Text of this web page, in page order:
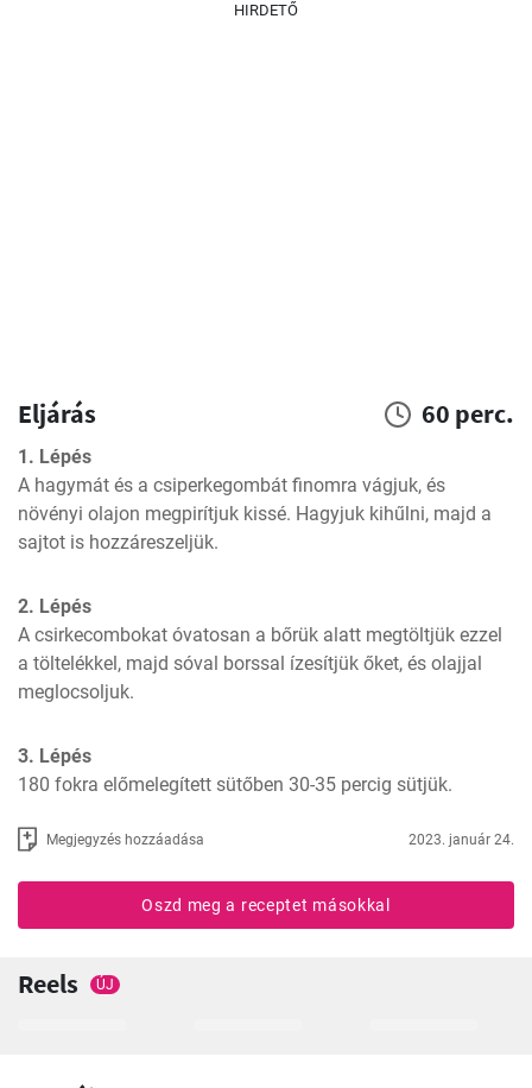
HIRDETŐ
Eljárás 60 perc.
1. Lépés
A hagymát és a csiperkegombát finomra vágjuk, és
növényi olajon megpirítjuk kissé. Hagyjuk kihűlni, majd a
sajtot is hozzáreszeljük.
2. Lépés
A csirkecombokat óvatosan a bőrük alatt megtöltjük ezzel
a töltelékkel, majd sóval borssal ízesítjük őket, és olajjal
meglocsoljuk.
3. Lépés
180 fokra előmelegített sütőben 30-35 percig sütjük.
Megjegyzés hozzáadása 2023. január 24.
Oszd meg a receptet másokkal
Reels ÚJ